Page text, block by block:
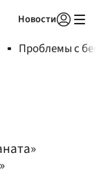
Новости
Проблемы с